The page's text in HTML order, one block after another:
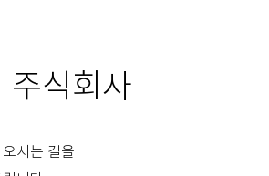
주식회사
시는 길을